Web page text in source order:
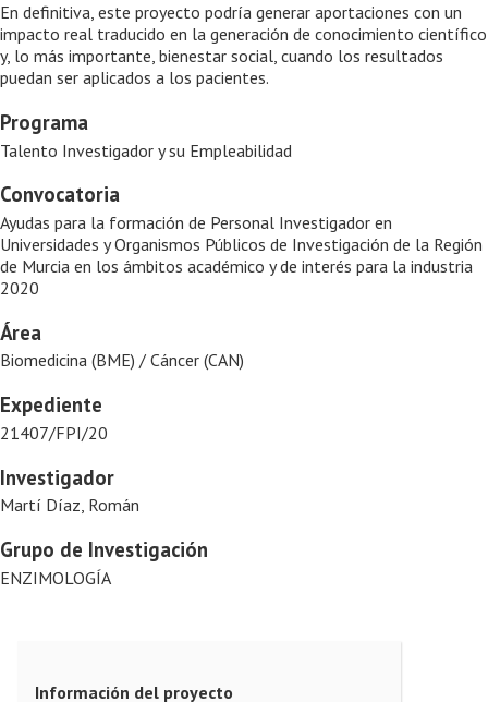
En definitiva, este proyecto podría generar aportaciones con un
impacto real traducido en la generación de conocimiento científico
y, lo más importante, bienestar social, cuando los resultados
puedan ser aplicados a los pacientes.
Programa
Talento Investigador y su Empleabilidad
Convocatoria
Ayudas para la formación de Personal Investigador en
Universidades y Organismos Públicos de Investigación de la Región
de Murcia en los ámbitos académico y de interés para la industria
2020
Área
Biomedicina (BME) / Cáncer (CAN)
Expediente
21407/FPI/20
Investigador
Martí Díaz, Román
Grupo de Investigación
ENZIMOLOGÍA
Información del proyecto